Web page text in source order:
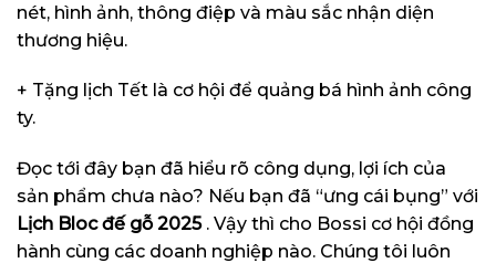
nét, hình ảnh, thông điệp và màu sắc nhận diện
thương hiệu.
+ Tặng lịch Tết là cơ hội để quảng bá hình ảnh công
ty.
Đọc tới đây bạn đã hiểu rõ công dụng, lợi ích của
sản phẩm chưa nào? Nếu bạn đã “ưng cái bụng” với
Lịch Bloc đế gỗ 2025 . Vậy thì cho Bossi cơ hội đồng
hành cùng các doanh nghiệp nào. Chúng tôi luôn